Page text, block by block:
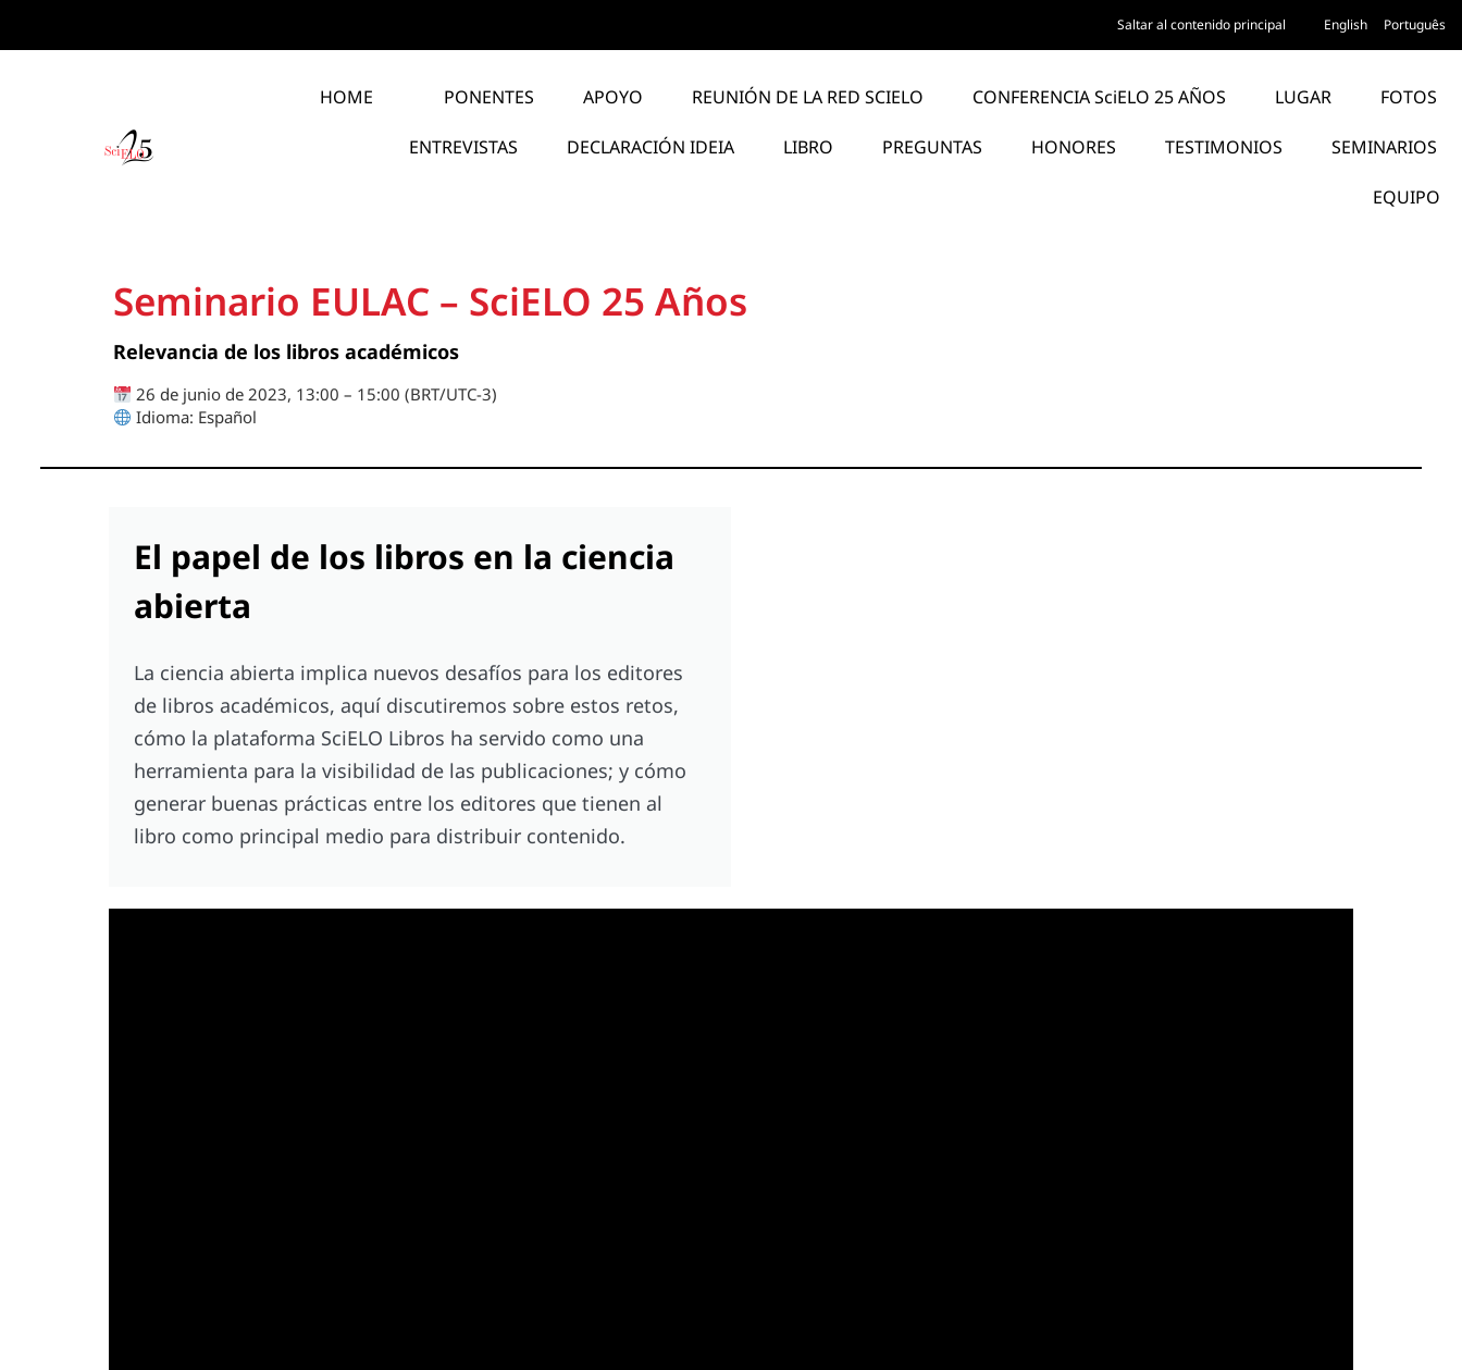
Saltar al contenido principal English Português
HOME PONENTES APOYO REUNIÓN DE LA RED SCIELO CONFERENCIA SciELO 25 AÑOS LUGAR FOTOS
ENTREVISTAS DECLARACIÓN IDEIA LIBRO PREGUNTAS HONORES TESTIMONIOS SEMINARIOS
EQUIPO
Seminario EULAC – SciELO 25 Años
Relevancia de los libros académicos
26 de junio de 2023, 13:00 – 15:00 (BRT/UTC-3)
Idioma: Español
El papel de los libros en la ciencia
abierta
La ciencia abierta implica nuevos desafíos para los editores
de libros académicos, aquí discutiremos sobre estos retos,
cómo la plataforma SciELO Libros ha servido como una
herramienta para la visibilidad de las publicaciones; y cómo
generar buenas prácticas entre los editores que tienen al
libro como principal medio para distribuir contenido.